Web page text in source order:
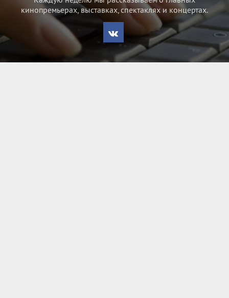
кинопремьерах, выставках, спектаклях и концертах.